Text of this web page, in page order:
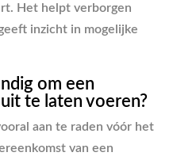
Het helpt verborgen
inzicht in mogelijke
om een
te laten voeren?
aan te raden vóór het
van een